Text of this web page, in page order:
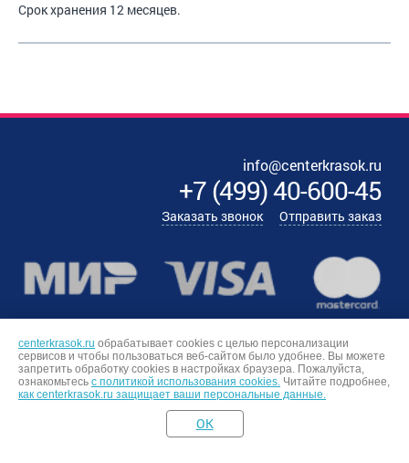
Срок хранения 12 месяцев.
info@centerkrasok.ru
+7(499)40-600-45
Заказать звонок Отправить заказ
centerkrasok.ru обрабатывает cookies с целью персонализации
сервисов и чтобы пользоваться веб-сайтом было удобнее. Вы можете
запретить обработку сookies в настройках браузера. Пожалуйста,
ознакомьтесь с политикой использования cookies. Читайте подробнее,
как centerkrasok.ru защищает ваши персональные данные.
OK